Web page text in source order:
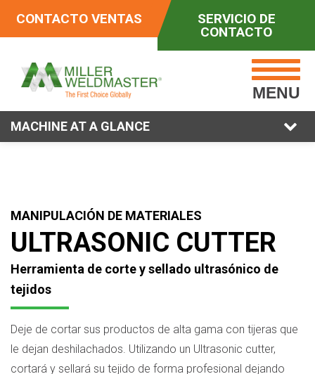
CONTACTO VENTAS
SERVICIO DE
CONTACTO
MENU
MACHINE AT A GLANCE
MANIPULACIÓN DE MATERIALES
ULTRASONIC CUTTER
Herramienta de corte y sellado ultrasónico de
tejidos
Deje de cortar sus productos de alta gama con tijeras que
le dejan deshilachados. Utilizando un Ultrasonic cutter,
cortará y sellará su tejido de forma profesional dejando